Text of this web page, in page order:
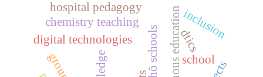
krahô schools school
digital technologies
chemistry teaching
hospital pedagogy inclusion
dtics